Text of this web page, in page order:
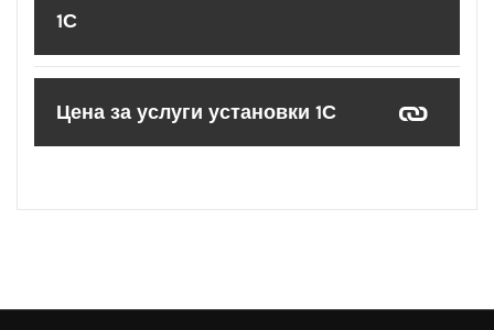
1С
Цена за услуги установки 1С